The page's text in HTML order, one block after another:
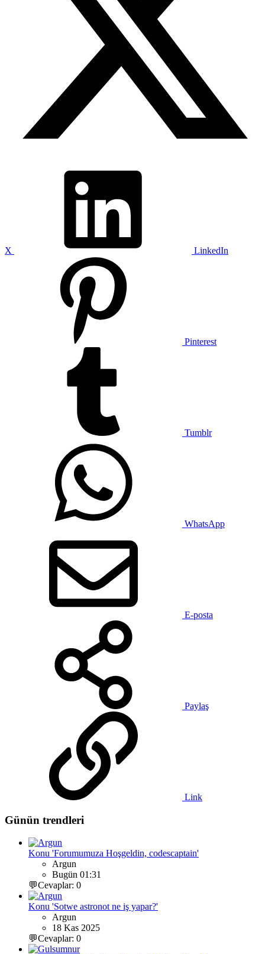
X LinkedIn
Pinterest
Tumblr
WhatsApp
E-posta
Paylaş
Link
Günün trendleri
Konu 'Forumumuza Hoşgeldin, codescaptain'
Argun
Bugün 01:31
💬Cevaplar: 0
Konu 'Sotwe astronot ne iş yapar?'
Argun
18 Kas 2025
💬Cevaplar: 0